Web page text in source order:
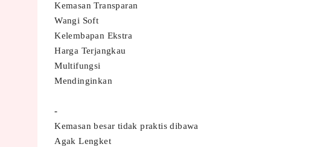
Kemasan Transparan
Wangi Soft
Kelembapan Ekstra
Harga Terjangkau
Multifungsi
Mendinginkan
-
Kemasan besar tidak praktis dibawa
Agak Lengket